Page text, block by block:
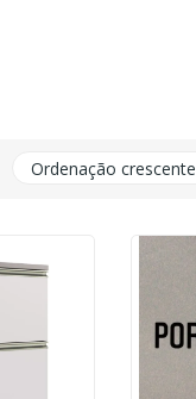
Ordenação crescente